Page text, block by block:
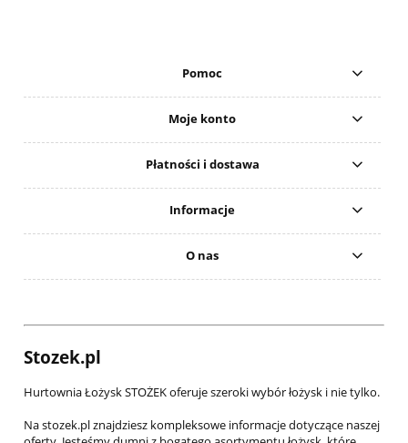
Pomoc
Moje konto
Płatności i dostawa
Informacje
O nas
Stozek.pl
Hurtownia Łożysk STOŻEK oferuje szeroki wybór łożysk i nie tylko.
Na stozek.pl znajdziesz kompleksowe informacje dotyczące naszej